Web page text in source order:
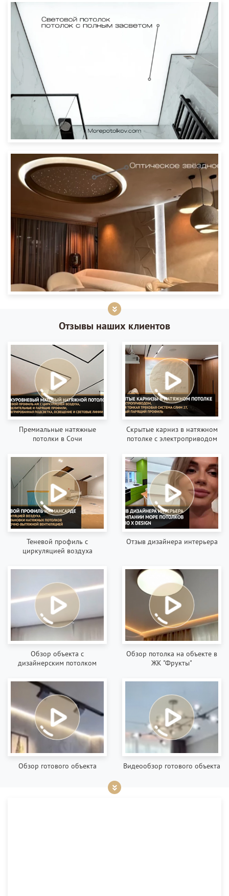
Отзывы наших клиентов
Премиальные натяжные
потолки в Сочи
Скрытые карниз в натяжном
потолке с электроприводом
Теневой профиль с
циркуляцией воздуха
Отзыв дизайнера интерьера
Обзор объекта с
дизайнерским потолком
Обзор потолка на объекте в
ЖК "Фрукты"
Обзор готового объекта Видеообзор готового объекта